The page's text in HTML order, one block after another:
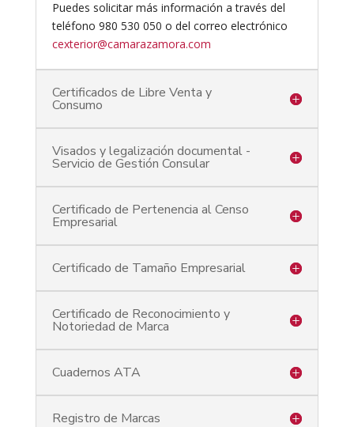
Puedes solicitar más información a través del
teléfono 980 530 050 o del correo electrónico
cexterior@camarazamora.com
Certificados de Libre Venta y
Consumo
Visados y legalización documental -
Servicio de Gestión Consular
Certificado de Pertenencia al Censo
Empresarial
Certificado de Tamaño Empresarial
Certificado de Reconocimiento y
Notoriedad de Marca
Cuadernos ATA
Registro de Marcas